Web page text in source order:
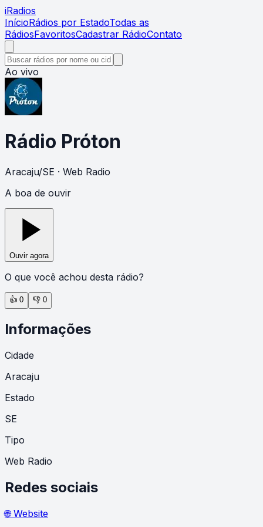
iRadios
InícioRádios por EstadoTodas as
RádiosFavoritosCadastrar RádioContato
Ao vivo
Rádio Próton
Aracaju/SE · Web Radio
A boa de ouvir
Ouvir agora
O que você achou desta rádio?
👍 0 👎 0
Informações
Cidade
Aracaju
Estado
SE
Tipo
Web Radio
Redes sociais
🌐 Website